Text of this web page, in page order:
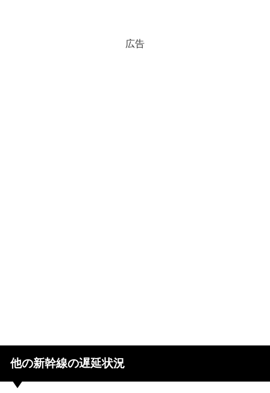
広告
他の新幹線の遅延状況